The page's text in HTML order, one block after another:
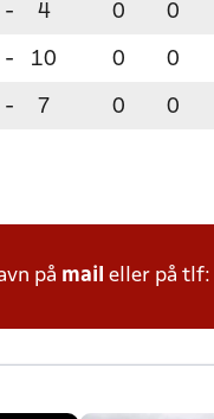
- 4 0 0
- 10 0 0
- 7 0 0
på mail eller på tlf: